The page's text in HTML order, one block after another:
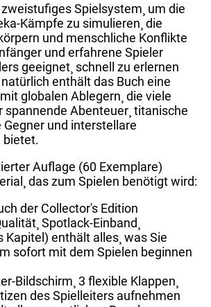
Spielsystem¸ um die
Kämpfe zu simulieren¸ die
und menschliche Konflikte
und erfahrene Spieler
geeignet¸ schnell zu erlernen
enthält das Buch eine
globalen Ablegern¸ die viele
Abenteuer¸ titanische
Gegner und interstellare
bietet.
Auflage (60 Exemplare)
das zum Spielen benötigt wird:
der Collector's Edition
Spotlack-Einband¸
Kapitel) enthält alles¸ was Sie
sofort mit dem Spielen beginnen
Bildschirm¸ 3 flexible Klappen¸
des Spielleiters aufnehmen